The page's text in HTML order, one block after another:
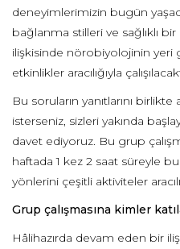
deneyimlerimizin bugün
bağlanma stilleri ve sağlıklı
ilişkisinde nörobiyolojinin yeri
etkinlikler aracılığıyla
Bu soruların yanıtlarını
isterseniz, sizleri yakında
davet ediyoruz. Bu grup
haftada 1 kez 2 saat süreyle
yönlerini çeşitli aktiviteler
Grup çalışmasına kimler
Hâlihazırda devam eden bir